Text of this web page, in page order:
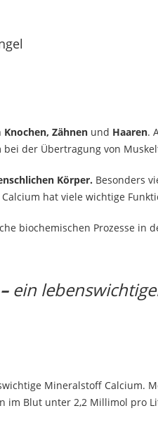
Knochen, Zähnen und Haaren.
bei der Übertragung von
Körper. Besonders
hat viele wichtige
biochemischen Prozesse in
ein
Mineralstoff Calcium.
Blut unter 2,2 Millimol pro